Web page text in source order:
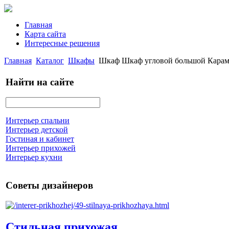
Главная
Карта сайта
Интересные решения
Главная Каталог Шкафы Шкаф Шкаф угловой большой
Найти на сайте
Интерьер спальни
Интерьер детской
Гостиная и кабинет
Интерьер прихожей
Интерьер кухни
Советы дизайнеров